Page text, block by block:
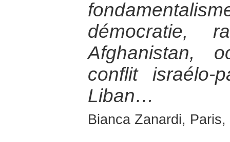
démocratie,
Afghanistan,
conflit israélo-
Liban…
Bianca Zanardi, Paris,